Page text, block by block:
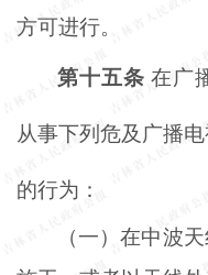
方可进行。
第十五条在广
从事下列危及广播
的行为：
（一）在中波